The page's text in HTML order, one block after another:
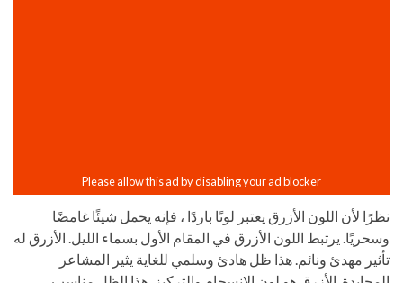
نظرًا لأن اللون الأزرق يعتبر لونًا باردًا ، فإنه يحمل شيئًا غامضًا
وسحريًا. يرتبط اللون الأزرق في المقام الأول بسماء الليل. الأزرق له
تأثير مهدئ ونائم. هذا ظل هادئ وسلمي للغاية يثير المشاعر